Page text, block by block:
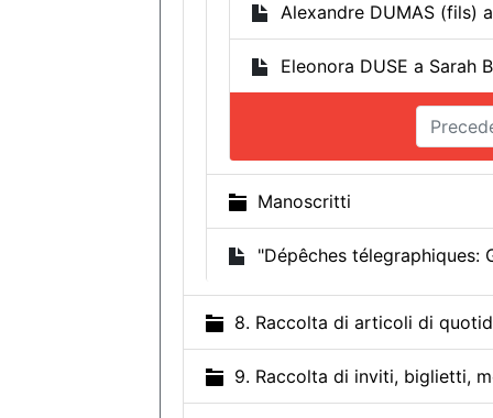
Alexandre DUMAS (fils)
Eleonora DUSE a Sarah
Manoscritti
"Dépêches télegraphiques:
8. Raccolta di articoli di
9. Raccolta di inviti, biglietti,